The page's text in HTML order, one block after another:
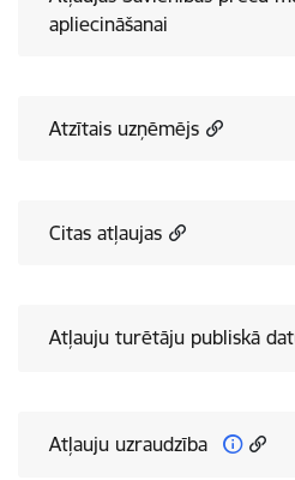
apliecināšanai
Atzītais uzņēmējs
Citas atļaujas
Atļauju turētāju publiskā
Atļauju uzraudzība